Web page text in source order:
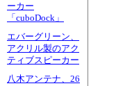
ーカー
「cuboDock」
エバーグリーン、
アクリル製のアク
ティブスピーカー
八木アンテナ、26